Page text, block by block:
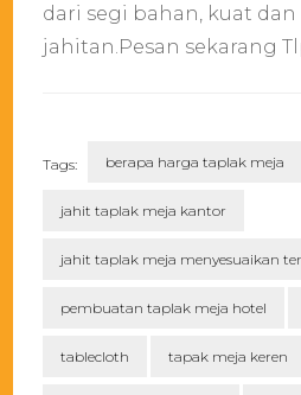
dari segi bahan, kuat
jahitan.Pesan sekarang
Tags: berapa harga taplak meja
jahit taplak meja kantor
jahit taplak meja menyesuaikan
pembuatan taplak meja hotel
tablecloth tapak meja keren